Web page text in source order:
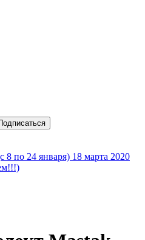
8 по 24 января) 18 марта 2020